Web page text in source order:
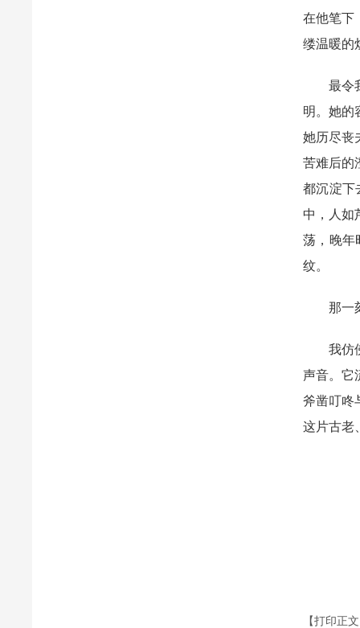
在他笔下
缕温暖的
最令
明。她的
她历尽丧
苦难后的
都沉淀下
中，人如
荡，晚年
纹。
那一
我仿
声音。它
斧凿叮咚
这片古老
【打印正